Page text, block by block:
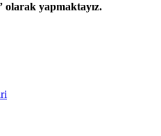
yapmaktayız.